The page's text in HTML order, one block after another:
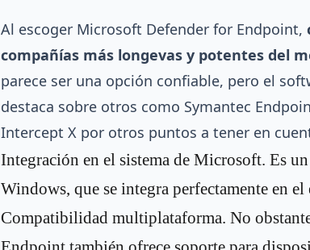
Al escoger Microsoft Defender for Endpoint,
compañías más longevas y potentes del
parece ser una opción confiable, pero el
destaca sobre otros como Symantec
Intercept X por otros puntos a tener en
Integración en el sistema de Microsoft. Es
Windows, que se integra perfectamente en
Compatibilidad multiplataforma. No